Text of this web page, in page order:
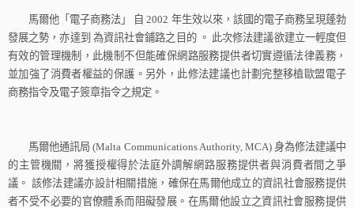
馬爾他「電子商務法」 自 2002 年生效以來，該國的電子商務呈現蓬勃
發展之勢，亦達到 為資訊社會鋪路之目的 。 此次修法建議欲建立一輕度但
有效的管理機制，此機制不但能確保網路服務提供者切實遵循法律義務，
並加強了消費者權益的保護。另外，此修法建議也計劃完整移植歐盟電子
商務指令及電子簽章指令之規定。
馬爾他通訊局 (Malta Communications Authority, MCA) 身為修法建議中
的主管機關，將獲授權得於法庭外調解網路服務提供者與消費者間之爭
議。 該修法建議亦設計相關措施，確保在馬爾他成立的資訊社會服務提供
者不受不必要的官僚體系而阻礙發展。在馬爾他設立之資訊社會服務提供